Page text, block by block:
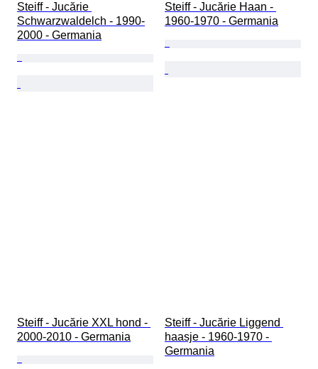
Steiff - Jucărie
Schwarzwaldelch - 1990-
2000 - Germania
Steiff - Jucărie Haan -
1960-1970 - Germania
Steiff - Jucărie XXL hond -
2000-2010 - Germania
Steiff - Jucărie Liggend
haasje - 1960-1970 -
Germania